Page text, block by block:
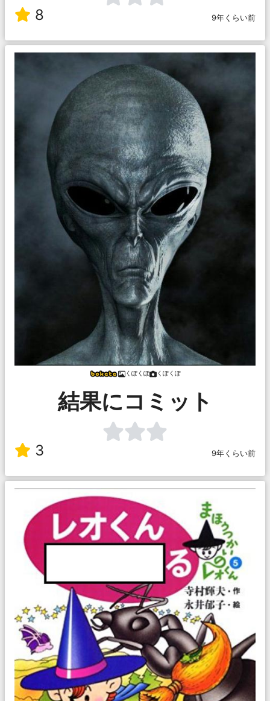
8 9年くらい前
くぽくぽ くぽくぽ
結果にコミット
3 9年くらい前